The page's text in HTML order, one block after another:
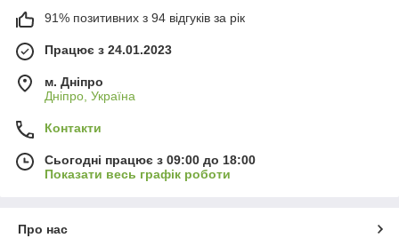
91% позитивних з 94 відгуків за рік
Працює з 24.01.2023
м. Дніпро
Дніпро, Україна
Контакти
Сьогодні працює з 09:00 до 18:00
Показати весь графік роботи
Про нас